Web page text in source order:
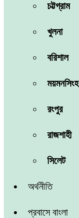
চট্টগ্রাম
খুলনা
বরিশাল
ময়মনসিংহ
রংপুর
রাজশাহী
সিলেট
অর্থনীতি
প্রবাসে বাংলা